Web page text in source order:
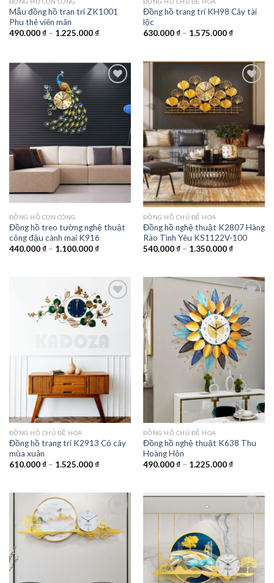
Mẫu đồng hồ tran trí ZK1001
Phu thê viên mãn
490.000₫ – 1.225.000₫Khoảng
đến
1.225.000 ₫
Đồng hồ trang trí KH98 Cây tài
lộc
630.000₫ – 1.575.000₫Khoảng
đến
1.575.000
wishlist
ĐỒNG HỒ CON CÔNG
Đồng hồ treo tường nghệ thuật
công đậu cành mai K916
440.000₫ – 1.100.000₫Khoảng
đến
1.100.000 ₫
Add to
ĐỒNG HỒ CHỦ ĐỀ HOA
Đồng hồ nghệ thuật K2807 Hàng
Rào Tình Yêu KS1122V-100
540.000₫ – 1.350.000₫Khoảng
đến
1.350.000
Add to
wishlist
ĐỒNG HỒ CHỦ ĐỀ HOA
Đồng hồ trang trí K2913 Cỏ cây
mùa xuân
610.000₫ – 1.525.000₫Khoảng
đến
1.525.000 ₫
Add to
wishlist
ĐỒNG HỒ CHỦ ĐỀ HOA
Đồng hồ nghệ thuật K638 Thu
Hoàng Hôn
490.000₫ – 1.225.000₫Khoảng
đến